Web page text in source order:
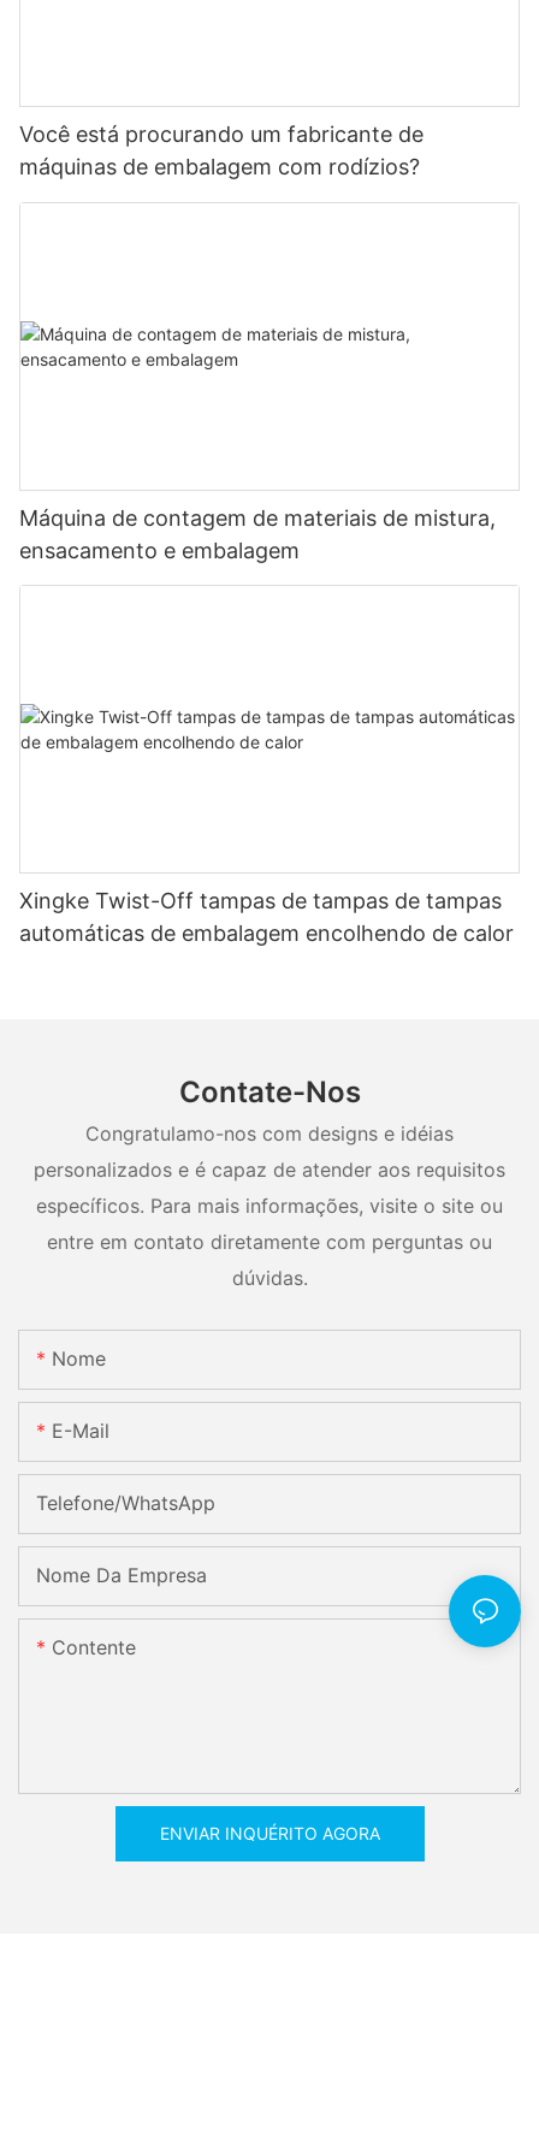
Você está procurando um fabricante de
máquinas de embalagem com rodízios?
Máquina de contagem de materiais de mistura,
ensacamento e embalagem
Xingke Twist-Off tampas de tampas de tampas
automáticas de embalagem encolhendo de calor
Contate-Nos
Congratulamo-nos com designs e idéias
personalizados e é capaz de atender aos requisitos
específicos. Para mais informações, visite o site ou
entre em contato diretamente com perguntas ou
dúvidas.
Nome
E-Mail
Telefone/WhatsApp
Nome Da Empresa
Contente
ENVIAR INQUÉRITO AGORA